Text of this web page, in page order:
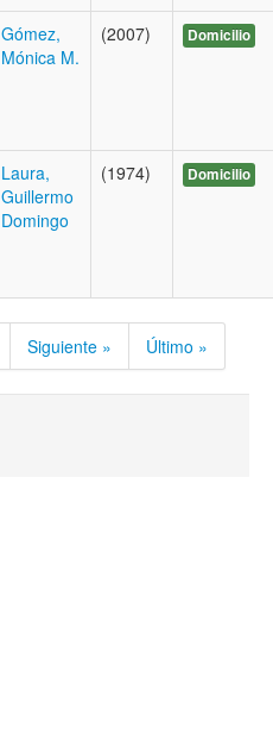
Gómez,
Mónica M.
(2007) Domicilio
Laura,
Guillermo
Domingo
(1974) Domicilio
Siguiente » Último »